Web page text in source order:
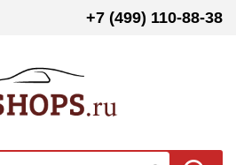
+7 (499) 110-88-38